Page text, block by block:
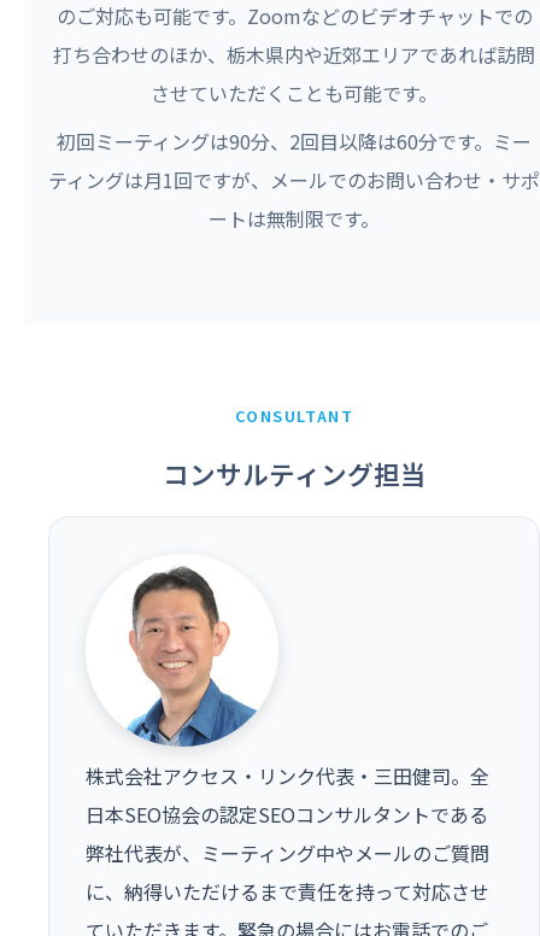
のご対応も可能です。Zoomなどのビデオチャットでの
打ち合わせのほか、栃木県内や近郊エリアであれば訪問
させていただくことも可能です。
初回ミーティングは90分、2回目以降は60分です。ミー
ティングは月1回ですが、メールでのお問い合わせ・サポ
ートは無制限です。
CONSULTANT
コンサルティング担当
株式会社アクセス・リンク代表・三田健司。全
日本SEO協会の認定SEOコンサルタントである
弊社代表が、ミーティング中やメールのご質問
に、納得いただけるまで責任を持って対応させ